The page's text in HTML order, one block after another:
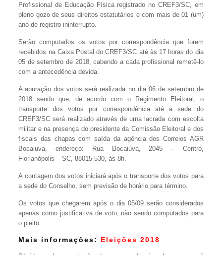
Profissional de Educação Física registrado no CREF3/SC, em
pleno gozo de seus direitos estatutários e com mais de 01 (um)
ano de registro ininterrupto.
Serão computados os votos por correspondência que forem
recebidos na Caixa Postal do CREF3/SC até às 17 horas do dia
05 de setembro de 2018, cabendo a cada profissional remetê-lo
com a antecedência devida.
A apuração dos votos será realizada no dia 06 de setembro de
2018 sendo que, de acordo com o Regimento Eleitoral, o
transporte dos votos por correspondência até a sede do
CREF3/SC será realizado através de urna lacrada com escolta
militar e na presença do presidente da Comissão Eleitoral e dos
fiscais das chapas com saída da agência dos Correios AGR
Bocaiuva, endereço: Rua Bocaiúva, 2045 – Centro,
Florianópolis – SC, 88015-530, às 8h.
A contagem dos votos iniciará após o transporte dos votos para
a sede do Conselho, sem previsão de horário para término.
Os votos que chegarem após o dia 05/09 serão considerados
apenas como justificativa de voto, não sendo computados para
o pleito.
Mais informações: Eleições 2018